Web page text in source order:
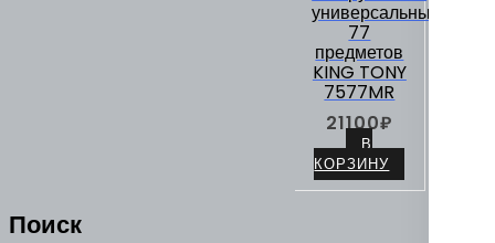
универсальный,
77
предметов
KING TONY
7577MR
21100₽
В
КОРЗИНУ
Поиск